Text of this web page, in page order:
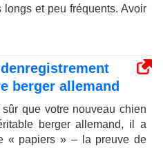
et peu fréquents. Avoir
berger allemand
sûr que votre nouveau chien
berger allemand, il a
« papiers » – la preuve de